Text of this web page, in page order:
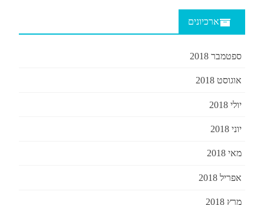
ארכיונים
ספטמבר 2018
אוגוסט 2018
יולי 2018
יוני 2018
מאי 2018
אפריל 2018
מרץ 2018